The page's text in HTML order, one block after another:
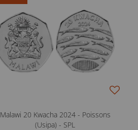
Malawi 20 Kwacha 2024 - Poissons
(Usipa) - SPL